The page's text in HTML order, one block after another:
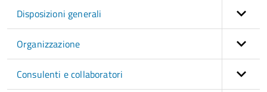
Disposizioni generali
Organizzazione
Consulenti e collaboratori